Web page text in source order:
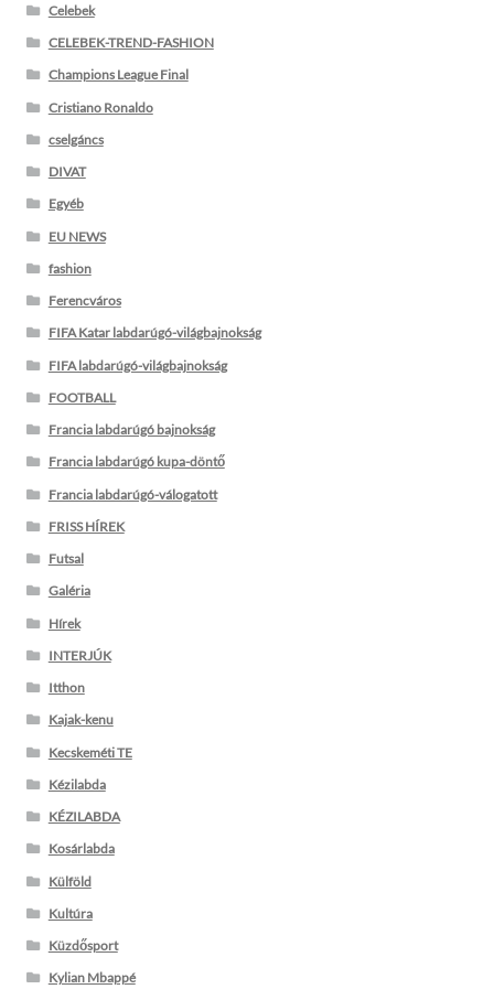
Celebek
CELEBEK-TREND-FASHION
Champions League Final
Cristiano Ronaldo
cselgáncs
DIVAT
Egyéb
EU NEWS
fashion
Ferencváros
FIFA Katar labdarúgó-világbajnokság
FIFA labdarúgó-világbajnokság
FOOTBALL
Francia labdarúgó bajnokság
Francia labdarúgó kupa-döntő
Francia labdarúgó-válogatott
FRISS HÍREK
Futsal
Galéria
Hírek
INTERJÚK
Itthon
Kajak-kenu
Kecskeméti TE
Kézilabda
KÉZILABDA
Kosárlabda
Külföld
Kultúra
Küzdősport
Kylian Mbappé